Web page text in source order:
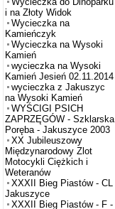
i na Złoty Widok
Wycieczka na
Kamieńczyk
Wycieczka na Wysoki
Kamień
wycieczka na Wysoki
Kamień Jesień 02.11.2014
wycieczka z Jakuszyc
na Wysoki Kamień
WYŚCIGI PSICH
ZAPRZĘGÓW - Szklarska
Poręba - Jakuszyce 2003
XX Jubileuszowy
Międzynarodowy Zlot
Motocykli Ciężkich i
Weteranów
XXXII Bieg Piastów - CL
Jakuszyce
XXXII Bieg Piastów - F -